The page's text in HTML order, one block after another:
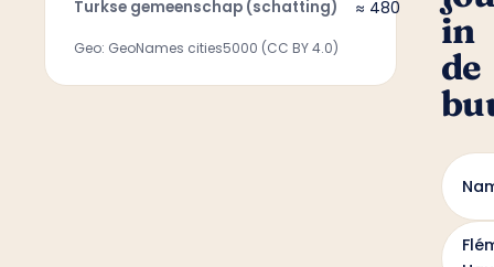
Turkse gemeenschap (schatting) ≈ 480
Geo: GeoNames cities5000 (CC BY 4.0)
in
de